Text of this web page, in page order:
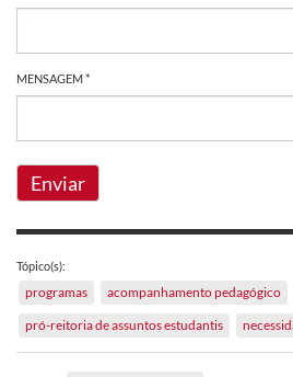
MENSAGEM *
Enviar
Tópico(s):
programas acompanhamento pedagógico
pró-reitoria de assuntos estudantis